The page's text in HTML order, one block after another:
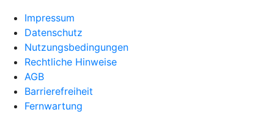
Impressum
Datenschutz
Nutzungsbedingungen
Rechtliche Hinweise
AGB
Barrierefreiheit
Fernwartung